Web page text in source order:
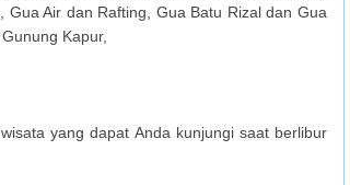
Air dan Rafting, Gua Batu Rizal dan Gua
Kapur,
yang dapat Anda kunjungi saat berlibur